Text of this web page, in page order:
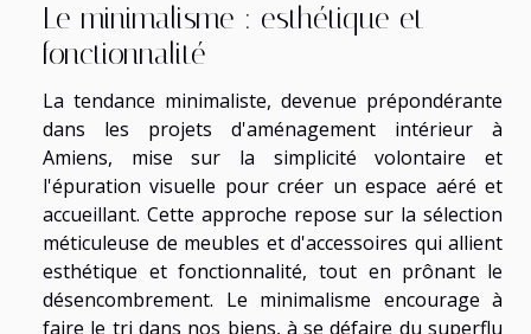
Le minimalisme : esthétique et
fonctionnalité
La tendance minimaliste, devenue prépondérante
dans les projets d'aménagement intérieur à
Amiens, mise sur la simplicité volontaire et
l'épuration visuelle pour créer un espace aéré et
accueillant. Cette approche repose sur la sélection
méticuleuse de meubles et d'accessoires qui allient
esthétique et fonctionnalité, tout en prônant le
désencombrement. Le minimalisme encourage à
faire le tri dans nos biens, à se défaire du superflu